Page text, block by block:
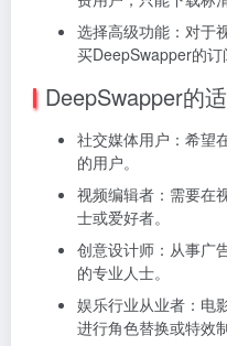
选择高级功能：对于
买DeepSwapper的订
DeepSwapper的
社交媒体用户：希望
的用户。
视频编辑者：需要在
士或爱好者。
创意设计师：从事广
的专业人士。
娱乐行业从业者：电
进行角色替换或特效制